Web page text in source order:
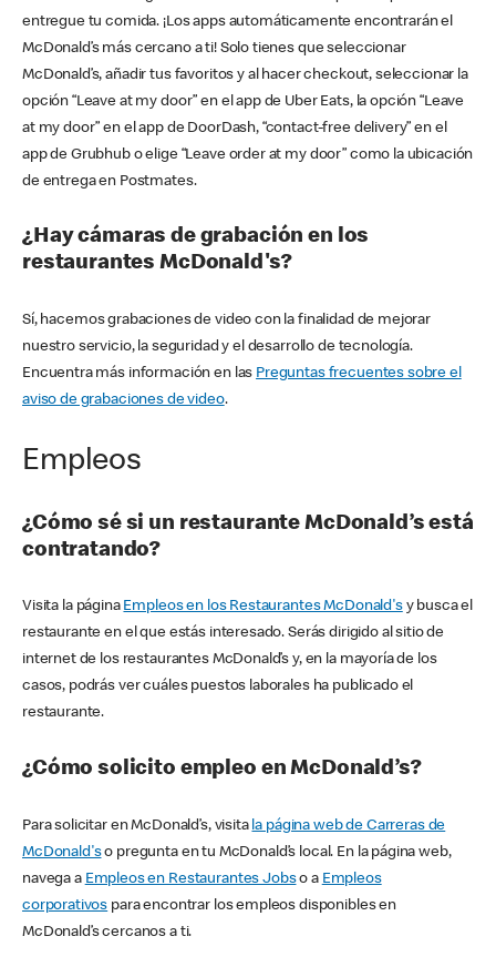
entregue tu comida. ¡Los apps automáticamente encontrarán el
McDonald’s más cercano a ti! Solo tienes que seleccionar
McDonald’s, añadir tus favoritos y al hacer checkout, seleccionar la
opción “Leave at my door” en el app de Uber Eats, la opción “Leave
at my door” en el app de DoorDash, “contact-free delivery” en el
app de Grubhub o elige “Leave order at my door” como la ubicación
de entrega en Postmates.
¿Hay cámaras de grabación en los
restaurantes McDonald's?
Sí, hacemos grabaciones de video con la finalidad de mejorar
nuestro servicio, la seguridad y el desarrollo de tecnología.
Encuentra más información en las Preguntas frecuentes sobre el
aviso de grabaciones de video.
Empleos
¿Cómo sé si un restaurante McDonald’s está
contratando?
Visita la página Empleos en los Restaurantes McDonald'sy busca el
restaurante en el que estás interesado. Serás dirigido al sitio de
internet de los restaurantes McDonald’s y, en la mayoría de los
casos, podrás ver cuáles puestos laborales ha publicado el
restaurante.
¿Cómo solicito empleo en McDonald’s?
Para solicitar en McDonald’s, visita la página web de Carreras de
McDonald'so pregunta en tu McDonald’s local. En la página web,
navega a Empleos en Restaurantes Jobso a Empleos
corporativos para encontrar los empleos disponibles en
McDonald’s cercanos a ti.